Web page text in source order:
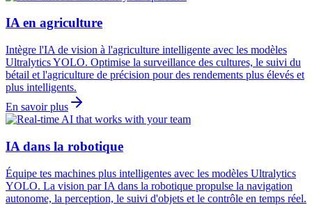
IA en agriculture
Intègre l'IA de vision à l'agriculture intelligente avec les modèles
Ultralytics YOLO. Optimise la surveillance des cultures, le suivi du
bétail et l'agriculture de précision pour des rendements plus élevés et
plus intelligents.
En savoir plus
IA dans la robotique
Équipe tes machines plus intelligentes avec les modèles Ultralytics
YOLO. La vision par IA dans la robotique propulse la navigation
autonome, la perception, le suivi d'objets et le contrôle en temps réel.